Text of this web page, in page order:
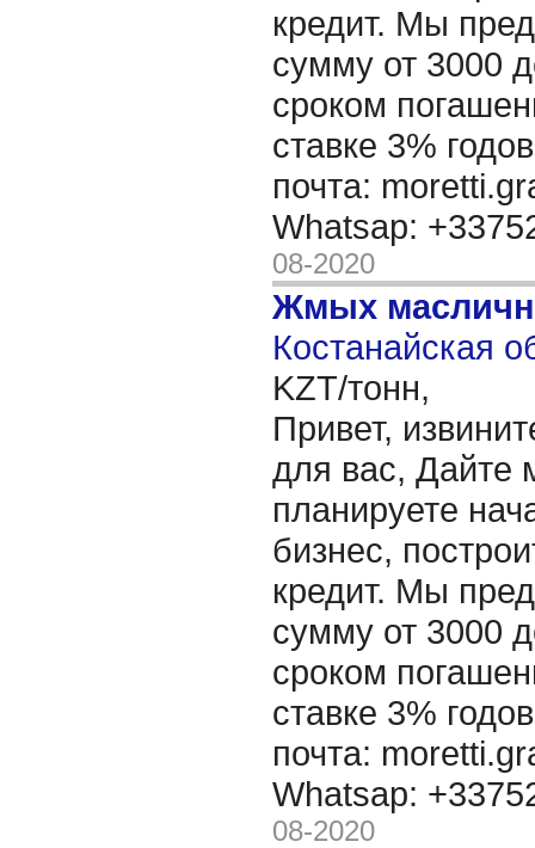
кредит. Мы
сумму от 3000
сроком
ставке 3%
почта:
Whatsap:
08-2020
Жмых
Костанайская
KZT/тонн,
Привет,
для вас, Дайте
планируете
бизнес,
кредит. Мы
сумму от 3000
сроком
ставке 3%
почта:
Whatsap:
08-2020